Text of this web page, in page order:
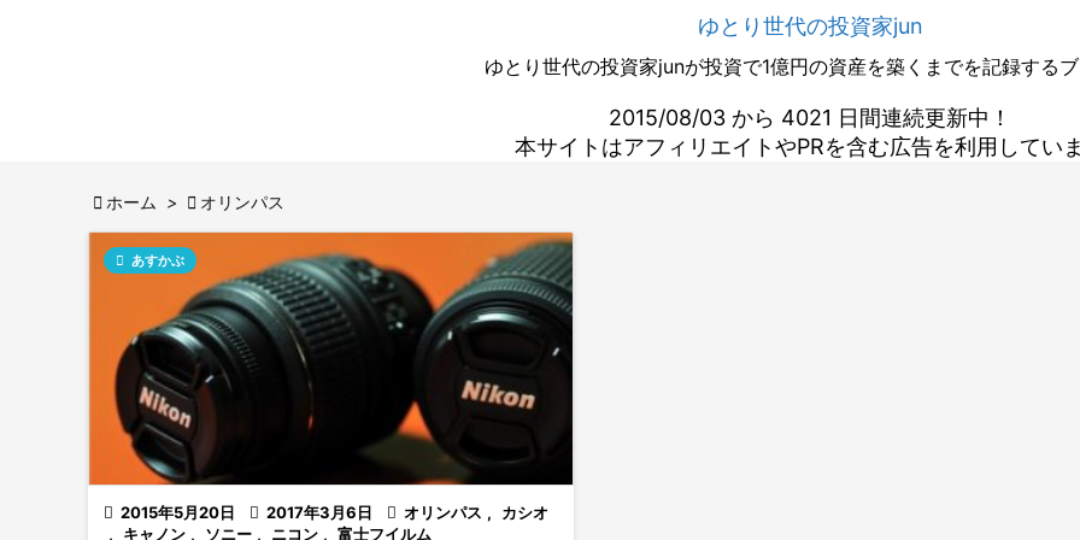
ゆとり世代の投資家jun
ゆとり世代の投資家junが投資で1億円の資産を築くまでを記録するブ
2015/08/03 から 4021 日間連続更新中！
本サイトはアフィリエイトやPRを含む広告を利用してい
 ホーム >  オリンパス
 2015年5月20日  2017年3月6日
 あすかぶ
 オリンパス ,
カシオ
,
キャノン , ソニー , ニコン , 富士フイルム